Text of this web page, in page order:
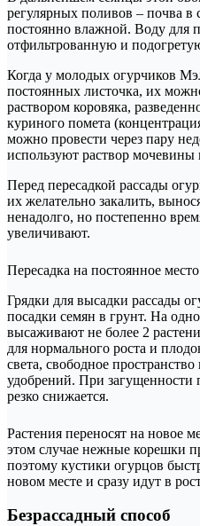
регулярных поливов – почва в
постоянно влажной. Воду для
отфильтрованную и
Когда у молодых огурчиков
постоянных листочка, их
раствором коровяка,
куриного помета
можно провести через пару
используют раствор мочевины
Перед пересадкой рассады
их желательно закалить,
ненадолго, но постепенно
увеличивают.
Пересадка на постоянное место
Грядки для высадки рассады
посадки семян в грунт. На
высаживают не более 2
для нормального роста и
света, свободное
удобрений. При загущенности
резко снижается.
Растения переносят на новое
этом случае нежные корешки
поэтому кустики огурцов
новом месте и сразу идут в
Безрассадный способ